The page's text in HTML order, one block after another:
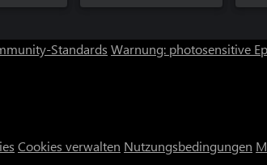
Standards Warnung: photosensitive
Cookies verwalten Nutzungsbedingungen